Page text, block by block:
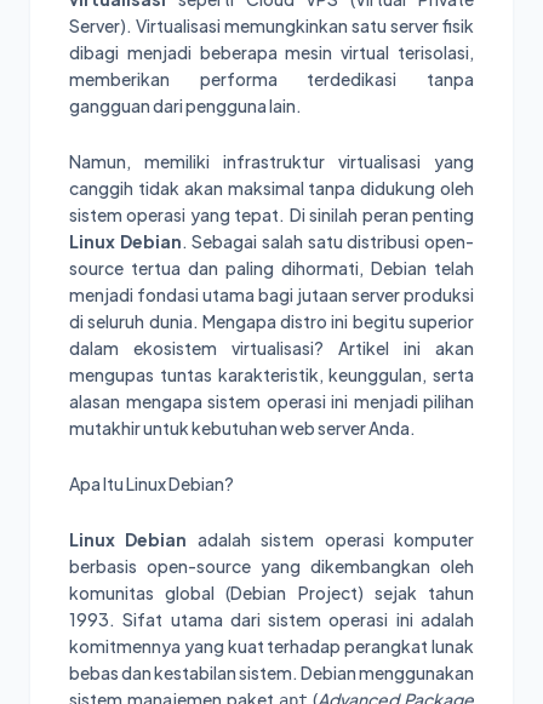
Server). Virtualisasi memungkinkan satu server fisik
dibagi menjadi beberapa mesin virtual terisolasi,
memberikan performa terdedikasi tanpa
gangguan dari pengguna lain.
Namun, memiliki infrastruktur virtualisasi yang
canggih tidak akan maksimal tanpa didukung oleh
sistem operasi yang tepat. Di sinilah peran penting
Linux Debian. Sebagai salah satu distribusi open-
source tertua dan paling dihormati, Debian telah
menjadi fondasi utama bagi jutaan server produksi
di seluruh dunia. Mengapa distro ini begitu superior
dalam ekosistem virtualisasi? Artikel ini akan
mengupas tuntas karakteristik, keunggulan, serta
alasan mengapa sistem operasi ini menjadi pilihan
mutakhir untuk kebutuhan web server Anda.
Apa Itu Linux Debian?
Linux Debian adalah sistem operasi komputer
berbasis open-source yang dikembangkan oleh
komunitas global (Debian Project) sejak tahun
1993. Sifat utama dari sistem operasi ini adalah
komitmennya yang kuat terhadap perangkat lunak
bebas dan kestabilan sistem. Debian menggunakan
sistem manajemen paket
(Advanced Package